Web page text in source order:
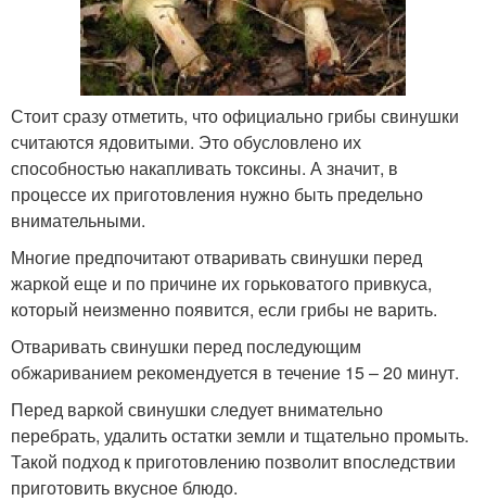
Стоит сразу отметить, что официально грибы свинушки
считаются ядовитыми. Это обусловлено их
способностью накапливать токсины. А значит, в
процессе их приготовления нужно быть предельно
внимательными.
Многие предпочитают отваривать свинушки перед
жаркой еще и по причине их горьковатого привкуса,
который неизменно появится, если грибы не варить.
Отваривать свинушки перед последующим
обжариванием рекомендуется в течение 15 – 20 минут.
Перед варкой свинушки следует внимательно
перебрать, удалить остатки земли и тщательно промыть.
Такой подход к приготовлению позволит впоследствии
приготовить вкусное блюдо.